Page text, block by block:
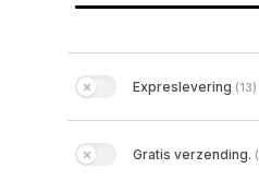
Expreslevering (13)
Gratis verzending. (